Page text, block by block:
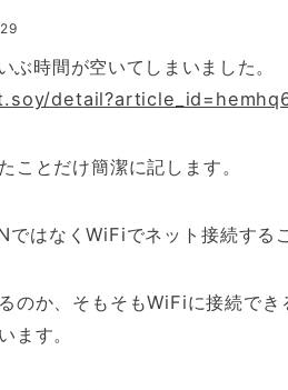
ぶ時間が空いてしまいました。
ことだけ簡潔に記します。
はなくWiFiでネット接続する
のか、そもそもWiFiに接続でき
ます。